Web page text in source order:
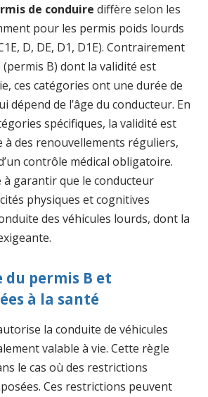
de conduire diffère selon les
pour les permis poids lourds
D, DE, D1, D1E). Contrairement
B) dont la validité est
ces catégories ont une durée de
dépend de l’âge du conducteur. En
spécifiques, la validité est
à des renouvellements réguliers,
contrôle médical obligatoire.
à garantir que le conducteur
physiques et cognitives
des véhicules lourds, dont la
permis B et
à la santé
la conduite de véhicules
valable à vie. Cette règle
le cas où des restrictions
Ces restrictions peuvent